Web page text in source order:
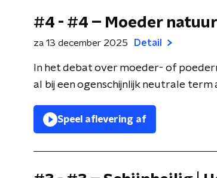
#4 - #4 – Moeder
za 13 december 2025 Detail
In het debat over moeder- of
al bij een ogenschijnlijk neutrale term
Speel aflevering af